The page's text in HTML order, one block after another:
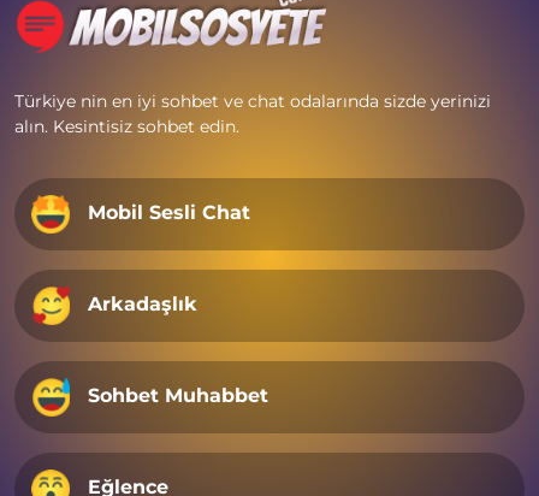
Türkiye nin en iyi sohbet ve chat odalarında sizde yerinizi
alın. Kesintisiz sohbet edin.
Mobil Sesli Chat
Arkadaşlık
Sohbet Muhabbet
Eğlence